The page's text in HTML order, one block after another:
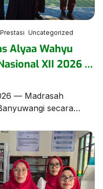
Uncategorized
Alyaa Wahyu
XII 2026 di
— Madrasah
secara
8.9, yang terpilih
Banyuwangi pada
(Jamnas) XII 2026
Agustus. Acara
dan penuh haru,